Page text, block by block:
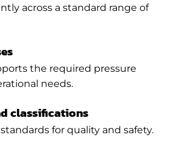
across a standard range of
the required pressure
needs.
classifications
for quality and safety.